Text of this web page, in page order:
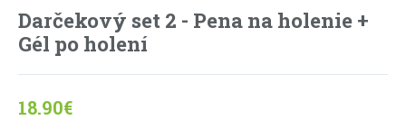
Darčekový set 2 - Pena na holenie +
Gél po holení
18.90€